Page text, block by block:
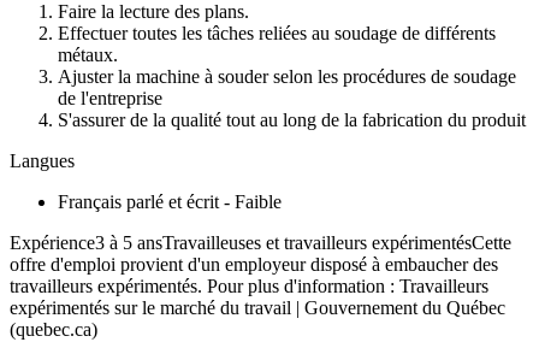
Faire la lecture des plans.
Effectuer toutes les tâches reliées au soudage de différents
métaux.
Ajuster la machine à souder selon les procédures de soudage
de l'entreprise
S'assurer de la qualité tout au long de la fabrication du produit
Langues
Français parlé et écrit - Faible
Expérience3 à 5 ansTravailleuses et travailleurs expérimentésCette
offre d'emploi provient d'un employeur disposé à embaucher des
travailleurs expérimentés. Pour plus d'information : Travailleurs
expérimentés sur le marché du travail | Gouvernement du Québec
(quebec.ca)